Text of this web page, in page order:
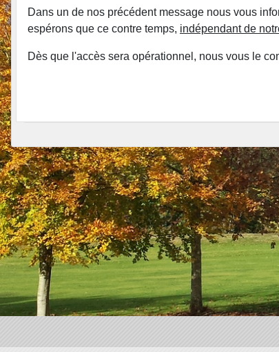
Dans un de nos précédent message nous vous
espérons que ce contre temps, indépendant de
Dès que l'accès sera opérationnel, nous vous le